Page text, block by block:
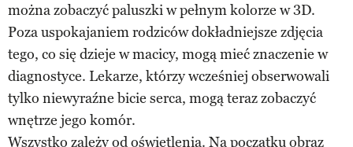
można zobaczyć paluszki w pełnym kolorze w 3D.
Poza uspokajaniem rodziców dokładniejsze zdjęcia
tego, co się dzieje w macicy, mogą mieć znaczenie w
diagnostyce. Lekarze, którzy wcześniej obserwowali
tylko niewyraźne bicie serca, mogą teraz zobaczyć
wnętrze jego komór.
Wszystko zależy od oświetlenia. Na początku obraz